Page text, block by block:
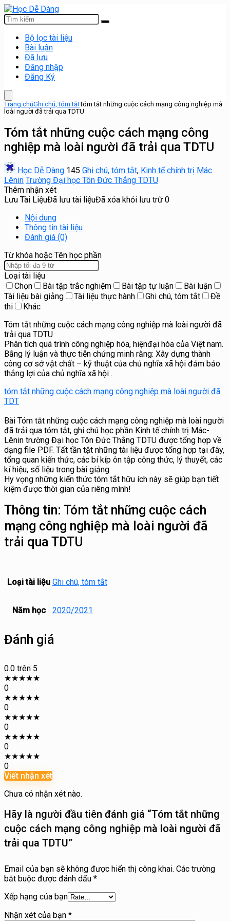
Bộ lọc tài liệu
Bài luận
Đã lưu
Đăng nhập
Đăng Ký
Trang chủGhi chú, tóm tắtTóm tắt những cuộc cách mạng công nghiệp mà
loài người đã trải qua TDTU
Tóm tắt những cuộc cách mạng công
nghiệp mà loài người đã trải qua TDTU
Học Dễ Dàng 145 Ghi chú, tóm tắt, Kinh tế chính trị Mác
Lênin Trường Đại học Tôn Đức Thắng TDTU
Thêm nhận xét
Lưu Tài LiệuĐã lưu tài liệuĐã xóa khỏi lưu trữ 0
Nội dung
Thông tin tài liệu
Đánh giá (0)
Từ khóa hoặc Tên học phần
Loại tài liệu
Chọn
Bài tập trắc nghiệm Bài tập tự luận
Bài luận
Tài liệu bài giảng
Tài liệu thực hành Ghi chú, tóm tắt
Đề
thi
Khác
Tóm tắt những cuộc cách mạng công nghiệp mà loài người đã
trải qua TDTU
Phân tích quá trình công nghiệp hóa, hiệnđại hóa của Việt nam.
Bằng lý luận và thực tiễn chứng minh rằng: Xây dựng thành
công cơ sở vật chất – kỹ thuật của chủ nghĩa xã hội đảm bảo
thắng lợi của chủ nghĩa xã hội .
tóm tắt những cuộc cách mạng công nghiệp mà loài người đã
TDT
Bài Tóm tắt những cuộc cách mạng công nghiệp mà loài người
đã trải qua tóm tắt, ghi chú học phần Kinh tế chính trị Mác-
Lênin trường Đại học Tôn Đức Thắng TDTU được tổng hợp về
dạng file PDF. Tất tần tật những tài liệu được tổng hợp tại đây,
tổng quan kiến thức, các bí kíp ôn tập công thức, lý thuyết, các
kí hiệu, số liệu trong bài giảng.
Hy vọng những kiến thức tóm tắt hữu ích này sẽ giúp bạn tiết
kiệm được thời gian của riêng mình!
Thông tin: Tóm tắt những cuộc cách
mạng công nghiệp mà loài người đã
trải qua TDTU
Loại tài liệu Ghi chú, tóm tắt
Năm học 2020/2021
Đánh giá
0.0 trên 5
★★★★★
0
★★★★★
0
★★★★★
0
★★★★★
0
★★★★★
0
Viết nhận xét
Chưa có nhận xét nào.
Hãy là người đầu tiên đánh giá “Tóm tắt những
cuộc cách mạng công nghiệp mà loài người đã
trải qua TDTU”
Email của bạn sẽ không được hiển thị công khai. Các trường
bắt buộc được đánh dấu *
Xếp hạng của bạn
Nhận xét của bạn *